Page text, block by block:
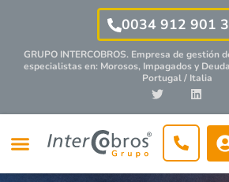
0034 912 901
GRUPO INTERCOBROS. Empresa de gestión
especialistasen: Morosos, Impagados y
Portugal / Italia